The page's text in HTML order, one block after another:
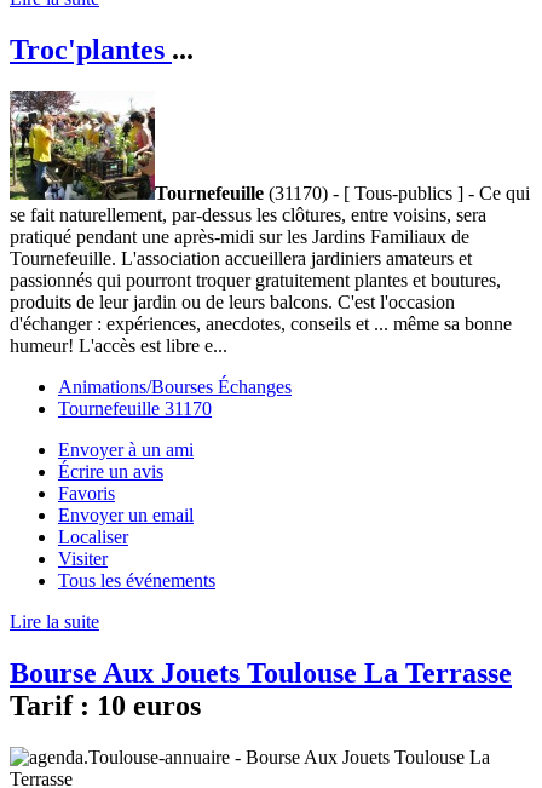
Troc'plantes ...
Tournefeuille (31170) - [ Tous-publics ] - Ce qui
se fait naturellement, par-dessus les clôtures, entre voisins, sera
pratiqué pendant une après-midi sur les Jardins Familiaux de
Tournefeuille. L'association accueillera jardiniers amateurs et
passionnés qui pourront troquer gratuitement plantes et boutures,
produits de leur jardin ou de leurs balcons. C'est l'occasion
d'échanger : expériences, anecdotes, conseils et ... même sa bonne
humeur! L'accès est libre e...
Animations/Bourses Échanges
Tournefeuille 31170
Envoyer à un ami
Écrire un avis
Favoris
Envoyer un email
Localiser
Visiter
Tous les événements
Lire la suite
Bourse Aux Jouets Toulouse La Terrasse
Tarif : 10 euros